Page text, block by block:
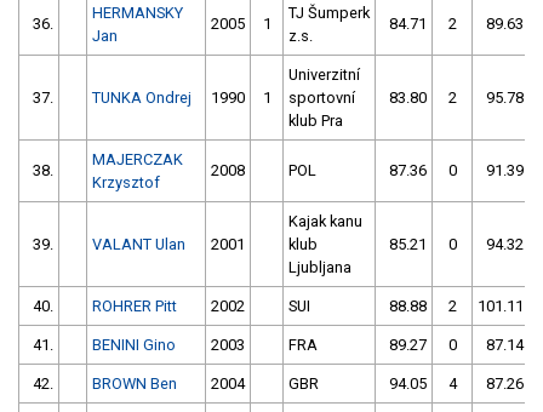
36.
HERMANSKY
Jan
2005 1
TJ Šumperk
z.s.
84.71 2 89.63
37. TUNKA Ondrej 1990 1
Univerzitní
sportovní
klub Pra
83.80 2 95.78
38.
MAJERCZAK
Krzysztof
2008 POL 87.36 0 91.39
39. VALANT Ulan 2001
Kajak kanu
klub
Ljubljana
85.21 0 94.32
40. ROHRER Pitt 2002 SUI 88.88 2 101.11
41. BENINI Gino 2003 FRA 89.27 0 87.14
42. BROWN Ben 2004 GBR 94.05 4 87.26